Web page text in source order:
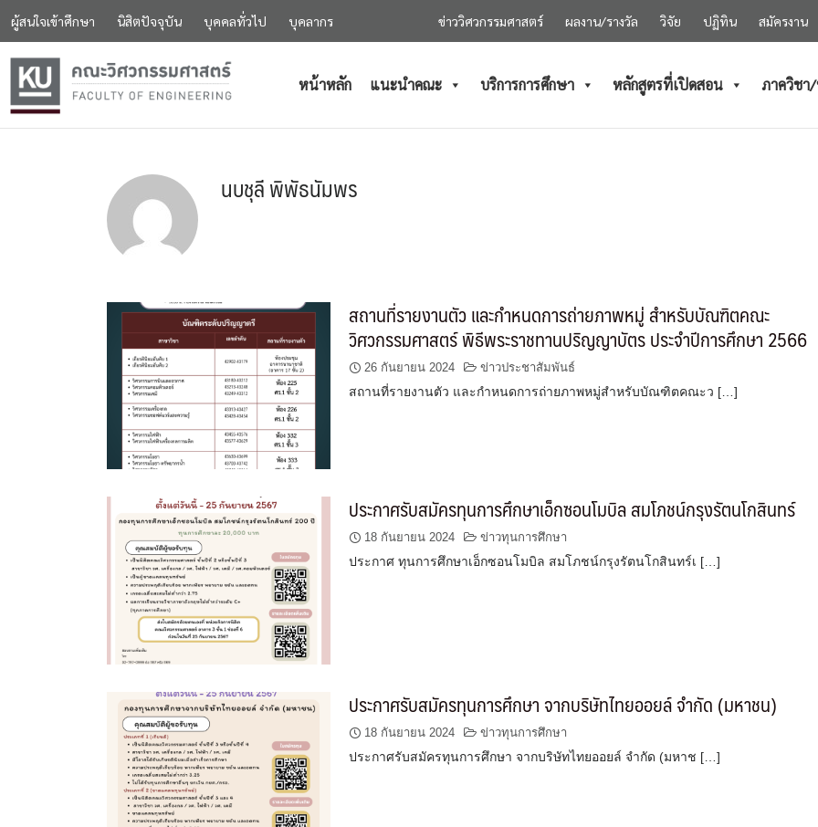
ผู้สนใจเข้าศึกษา นิสิตปัจจุบัน บุคคลทั่วไป บุคลากร ข่าววิศวกรรมศาสตร์ ผลงาน/รางวัล วิจัย ปฏิทิน สมัครงาน
หน้าหลัก แนะนำคณะ บริการการศึกษา หลักสูตรที่เปิดสอน ภาควิชา
นบชุลี พิพัธนัมพร
สถานที่รายงานตัว และกำหนดการถ่ายภาพหมู่ สำหรับบัณฑิตคณะ
วิศวกรรมศาสตร์ พิธีพระราชทานปริญญาบัตร ประจำปีการศึกษา 2566
26 กันยายน 2024 ข่าวประชาสัมพันธ์
สถานที่รายงานตัว และกำหนดการถ่ายภาพหมู่สำหรับบัณฑิตคณะว […]
ประกาศรับสมัครทุนการศึกษาเอ็กซอนโมบิล สมโภชน์กรุงรัตนโกสินทร์
18 กันยายน 2024 ข่าวทุนการศึกษา
ประกาศ ทุนการศึกษาเอ็กซอนโมบิล สมโภชน์กรุงรัตนโกสินทร์เ […]
ประกาศรับสมัครทุนการศึกษา จากบริษัทไทยออยล์ จำกัด (มหาชน)
18 กันยายน 2024 ข่าวทุนการศึกษา
ประกาศรับสมัครทุนการศึกษา จากบริษัทไทยออยล์ จำกัด (มหาช […]